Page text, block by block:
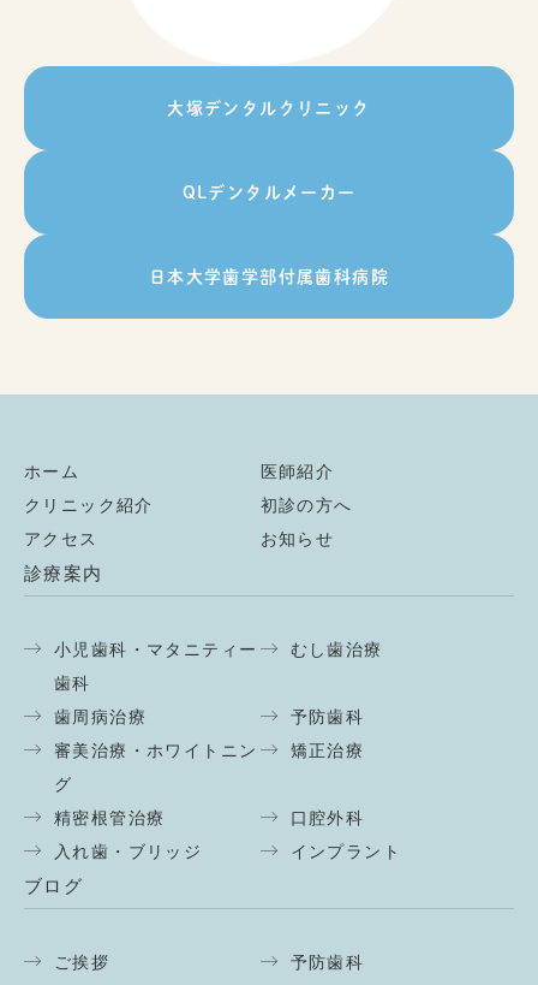
大塚デンタルクリニック
QLデンタルメーカー
日本大学歯学部付属歯科病院
ホーム
医師紹介
クリニック紹介
初診の方へ
アクセス
お知らせ
診療案内
小児歯科・マタニティー
歯科
むし歯治療
歯周病治療
予防歯科
審美治療・ホワイトニン
グ
矯正治療
精密根管治療
口腔外科
入れ歯・ブリッジ
インプラント
ブログ
ご挨拶 予防歯科